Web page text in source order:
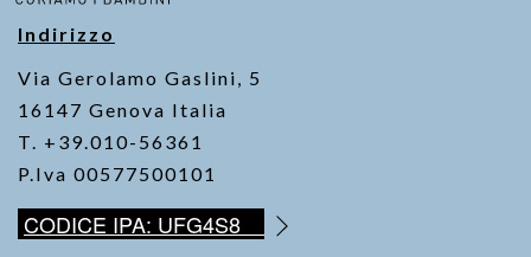
o
k
Indirizzo
Via Gerolamo Gaslini, 5
16147 Genova Italia
T. +39.010-56361
P.Iva 00577500101
CODICE IPA: UFG4S8